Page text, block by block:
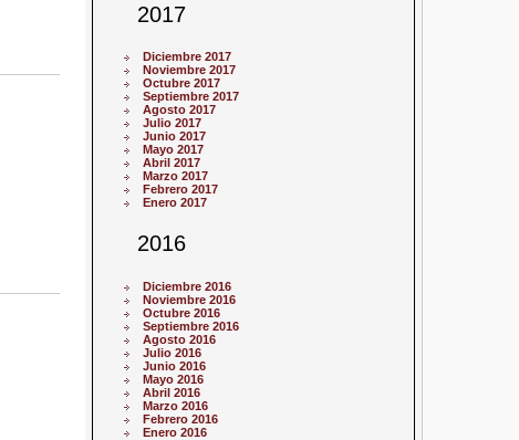
2017
Diciembre 2017
Noviembre 2017
Octubre 2017
Septiembre 2017
Agosto 2017
Julio 2017
Junio 2017
Mayo 2017
Abril 2017
Marzo 2017
Febrero 2017
Enero 2017
2016
Diciembre 2016
Noviembre 2016
Octubre 2016
Septiembre 2016
Agosto 2016
Julio 2016
Junio 2016
Mayo 2016
Abril 2016
Marzo 2016
Febrero 2016
Enero 2016